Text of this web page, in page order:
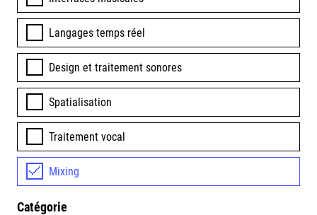
Langages temps réel
Design et traitement sonores
Spatialisation
Traitement vocal
Mixing
Catégorie